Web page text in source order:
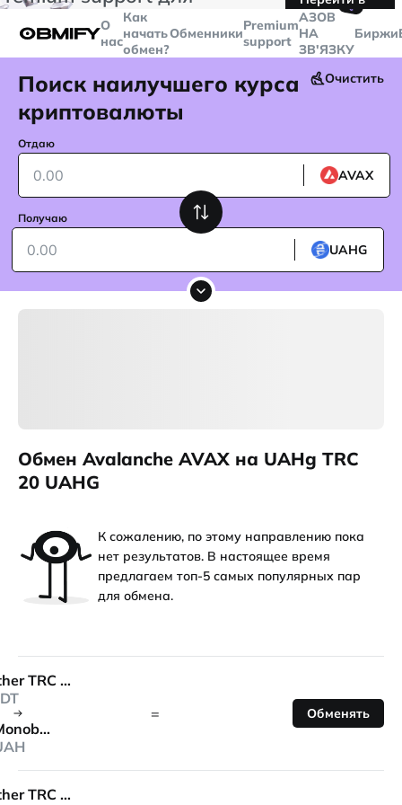
больше
$5000
Telegram
О
нас
Как
начать
обмен?
ОбменникиPremium
support
🤙
AЗОВ
НА
ЗВ'ЯЗКУ
Биржи
Поиск наилучшего курса
криптовалюты
Очистить
Отдаю
AVAX
Получаю
UAHG
Обмен Avalanche AVAX на UAHg TRC
20 UAHG
К сожалению, по этому направлению пока
нет результатов. В настоящее время
предлагаем топ-5 самых популярных пар
для обмена.
Tether TRC 20
Monobank
= Обменять
Tether TRC 20